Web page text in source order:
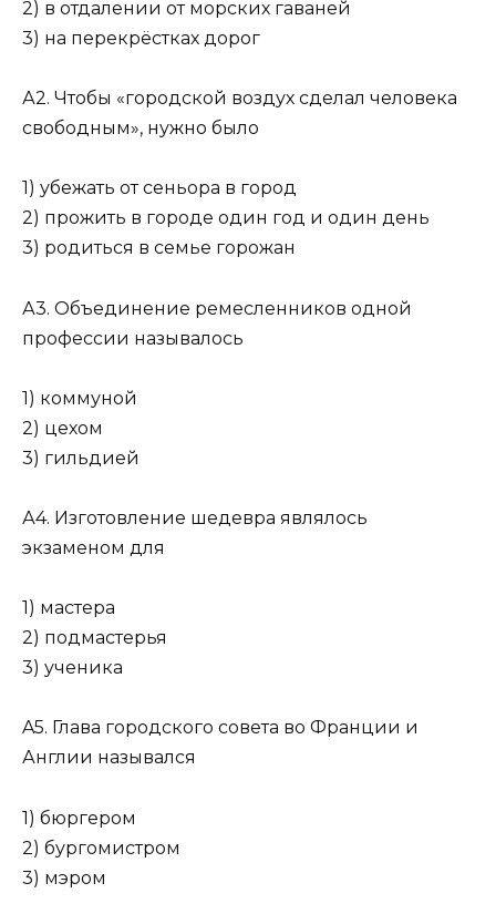
2) в отдалении от морских гаваней
3) на перекрёстках дорог
А2. Чтобы «городской воздух сделал человека
свободным», нужно было
1) убежать от сеньора в город
2) прожить в городе один год и один день
3) родиться в семье горожан
А3. Объединение ремесленников одной
профессии называлось
1) коммуной
2) цехом
3) гильдией
А4. Изготовление шедевра являлось
экзаменом для
1) мастера
2) подмастерья
3) ученика
A5. Глава городского совета во Франции и
Англии назывался
1) бюргером
2) бургомистром
3) мэром